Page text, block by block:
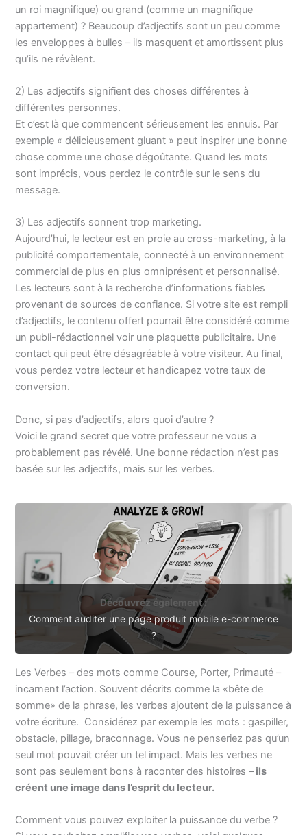
un roi magnifique) ou grand (comme un magnifique
appartement) ? Beaucoup d’adjectifs sont un peu comme
les enveloppes à bulles – ils masquent et amortissent plus
qu’ils ne révèlent.
2) Les adjectifs signifient des choses différentes à
différentes personnes.
Et c’est là que commencent sérieusement les ennuis. Par
exemple « délicieusement gluant » peut inspirer une bonne
chose comme une chose dégoûtante. Quand les mots
sont imprécis, vous perdez le contrôle sur le sens du
message.
3) Les adjectifs sonnent trop marketing.
Aujourd’hui, le lecteur est en proie au cross-marketing, à la
publicité comportementale, connecté à un environnement
commercial de plus en plus omniprésent et personnalisé.
Les lecteurs sont à la recherche d’informations fiables
provenant de sources de confiance. Si votre site est rempli
d’adjectifs, le contenu offert pourrait être considéré comme
un publi-rédactionnel voir une plaquette publicitaire. Une
contact qui peut être désagréable à votre visiteur. Au final,
vous perdez votre lecteur et handicapez votre taux de
conversion.
Donc, si pas d’adjectifs, alors quoi d’autre ?
Voici le grand secret que votre professeur ne vous a
probablement pas révélé. Une bonne rédaction n’est pas
basée sur les adjectifs, mais sur les verbes.
Découvrez également :
Comment auditer une page produit mobile e-commerce
?
Les Verbes – des mots comme Course, Porter, Primauté –
incarnent l’action. Souvent décrits comme la «bête de
somme» de la phrase, les verbes ajoutent de la puissance à
votre écriture. Considérez par exemple les mots : gaspiller,
obstacle, pillage, braconnage. Vous ne penseriez pas qu’un
seul mot pouvait créer un tel impact. Mais les verbes ne
sont pas seulement bons à raconter des histoires –ils
créent une image dans l’esprit du lecteur.
Comment vous pouvez exploiter la puissance du verbe ?